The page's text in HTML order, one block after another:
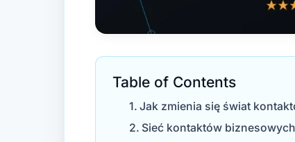
Table of Contents
Jak zmienia się świat
Sieć kontaktów